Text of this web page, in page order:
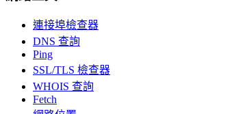
連接埠檢查器
DNS 查詢
Ping
SSL/TLS 檢查器
WHOIS 查詢
Fetch